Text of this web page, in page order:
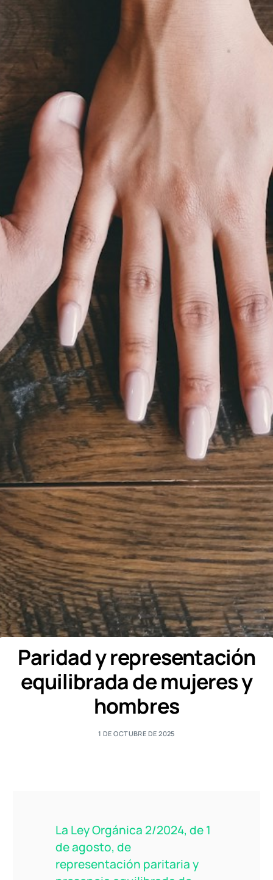
Paridad y representación
equilibrada de mujeres y
hombres
1 DE OCTUBRE DE 2025
La Ley Orgánica 2/2024, de 1
de agosto, de
representación paritaria y